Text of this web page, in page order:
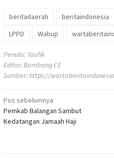
beritadaerah beritaindonesia
LPPD
Wabup
Penulis: Taufik
Editor: Bambang CE
Sumber:https://
Navigasi
pos
Pos sebelumnya
Pemkab Balangan Sambut
Kedatangan Jamaah Haji